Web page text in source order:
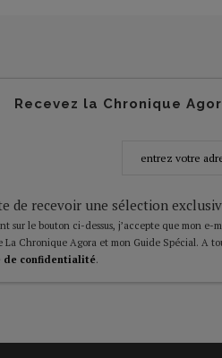
Recevez la Chronique
de recevoir une sélection
sur le bouton ci-dessus, j’accepte que mon
La Chronique Agora et mon Guide Spécial. A
de confidentialité.